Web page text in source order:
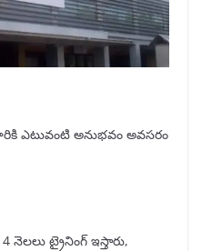
ఎటువంటి అనుభవం అవసరం
ట్రైనింగ్ ఇస్తారు,